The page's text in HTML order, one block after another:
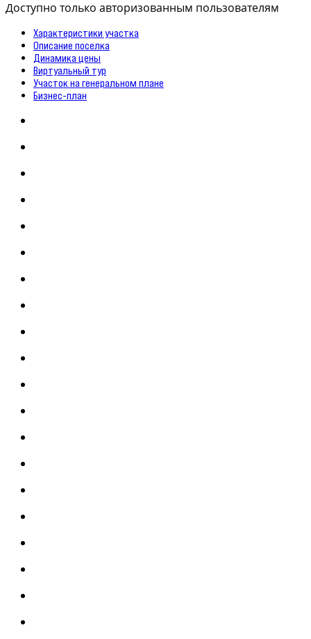
Доступно только авторизованным пользователям
Характеристики участка
Описание поселка
Динамика цены
Виртуальный тур
Участок на генеральном плане
Бизнес-план